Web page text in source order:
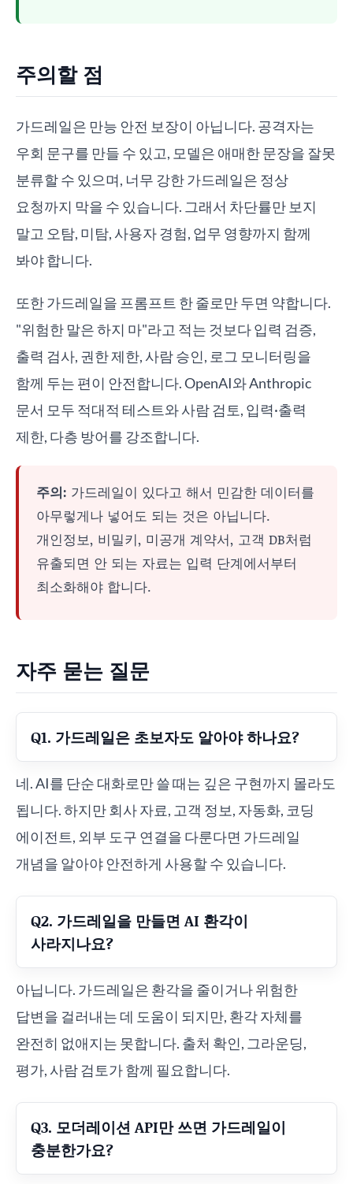
주의할 점
가드레일은 만능 안전 보장이 아닙니다. 공격자는
우회 문구를 만들 수 있고, 모델은 애매한 문장을 잘못
분류할 수 있으며, 너무 강한 가드레일은 정상
요청까지 막을 수 있습니다. 그래서 차단률만 보지
말고 오탐, 미탐, 사용자 경험, 업무 영향까지 함께
봐야 합니다.
또한 가드레일을 프롬프트 한 줄로만 두면 약합니다.
"위험한 말은 하지 마"라고 적는 것보다 입력 검증,
출력 검사, 권한 제한, 사람 승인, 로그 모니터링을
함께 두는 편이 안전합니다. OpenAI와 Anthropic
문서 모두 적대적 테스트와 사람 검토, 입력·출력
제한, 다층 방어를 강조합니다.
주의: 가드레일이 있다고 해서 민감한 데이터를
아무렇게나 넣어도 되는 것은 아닙니다.
개인정보, 비밀키, 미공개 계약서, 고객 DB처럼
유출되면 안 되는 자료는 입력 단계에서부터
최소화해야 합니다.
자주 묻는 질문
Q1. 가드레일은 초보자도 알아야 하나요?
네. AI를 단순 대화로만 쓸 때는 깊은 구현까지 몰라도
됩니다. 하지만 회사 자료, 고객 정보, 자동화, 코딩
에이전트, 외부 도구 연결을 다룬다면 가드레일
개념을 알아야 안전하게 사용할 수 있습니다.
Q2. 가드레일을 만들면 AI 환각이
사라지나요?
아닙니다. 가드레일은 환각을 줄이거나 위험한
답변을 걸러내는 데 도움이 되지만, 환각 자체를
완전히 없애지는 못합니다. 출처 확인, 그라운딩,
평가, 사람 검토가 함께 필요합니다.
Q3. 모더레이션 API만 쓰면 가드레일이
충분한가요?